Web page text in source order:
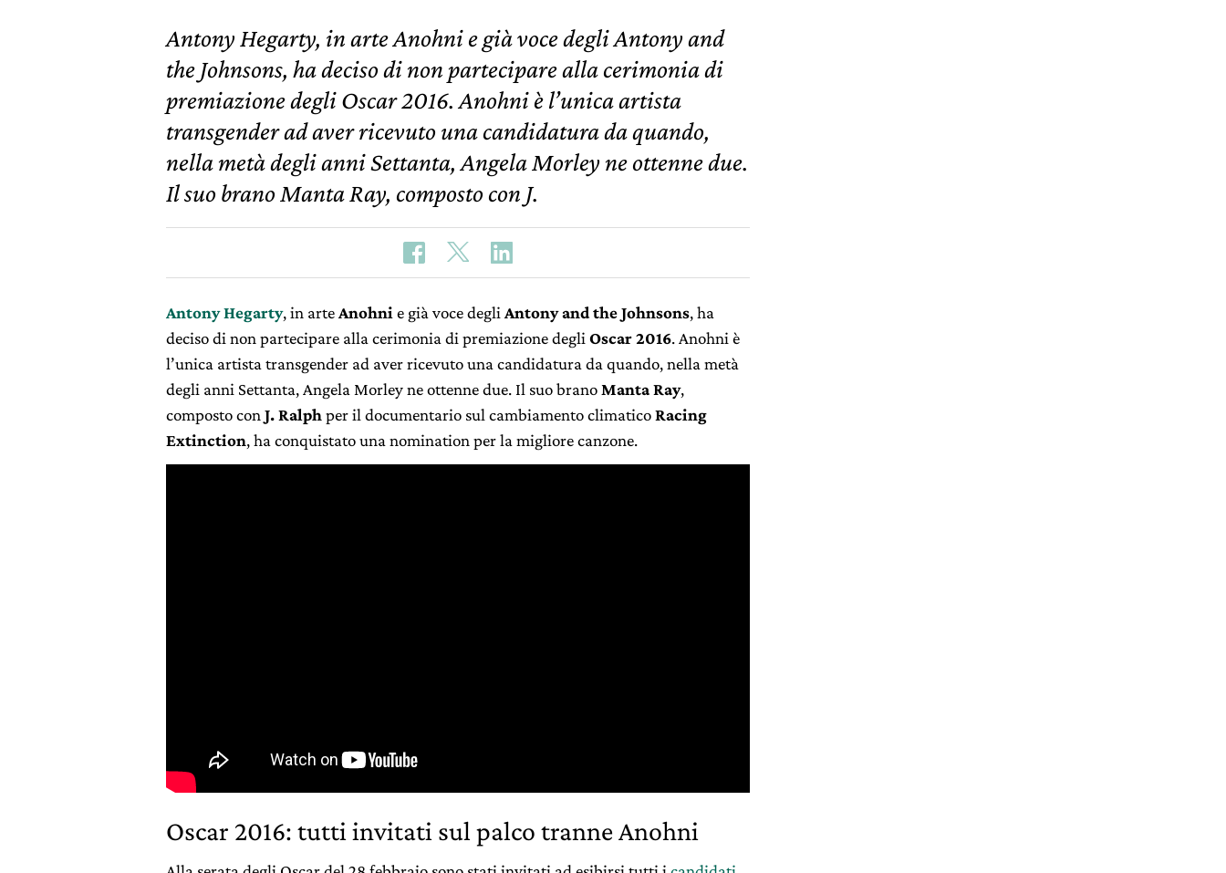
Antony Hegarty, in arte Anohni e già voce degli Antony and
the Johnsons, ha deciso di non partecipare alla cerimonia di
premiazione degli Oscar 2016. Anohni è l’unica artista
transgender ad aver ricevuto una candidatura da quando,
nella metà degli anni Settanta, Angela Morley ne ottenne due.
Il suo brano Manta Ray, composto con J.
Antony Hegarty, in arteAnohni e già voce degli Antony and the Johnsons, ha
deciso di non partecipare alla cerimonia di premiazione degli Oscar 2016. Anohni è
l’unica artista transgender ad aver ricevuto una candidatura da quando, nella metà
degli anni Settanta, Angela Morley ne ottenne due. Il suo branoManta Ray,
composto con J. Ralph per il documentario sul cambiamento climaticoRacing
Extinction, ha conquistato una nomination per la migliore canzone.
Oscar 2016: tutti invitati sul palco tranne Anohni